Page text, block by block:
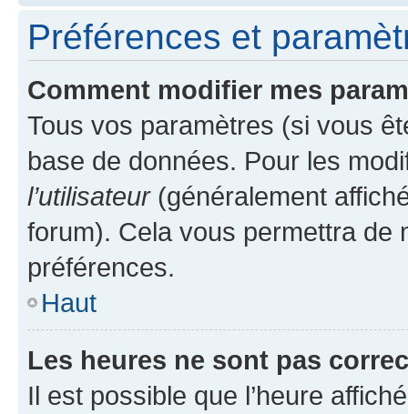
Préférences et
Comment modifier mes
Tous vos paramètres (si vous
base de données. Pour les
l’utilisateur(généralement
forum). Cela vous permettra de
préférences.
Haut
Les heures ne sont pas
Il est possible que l’heure